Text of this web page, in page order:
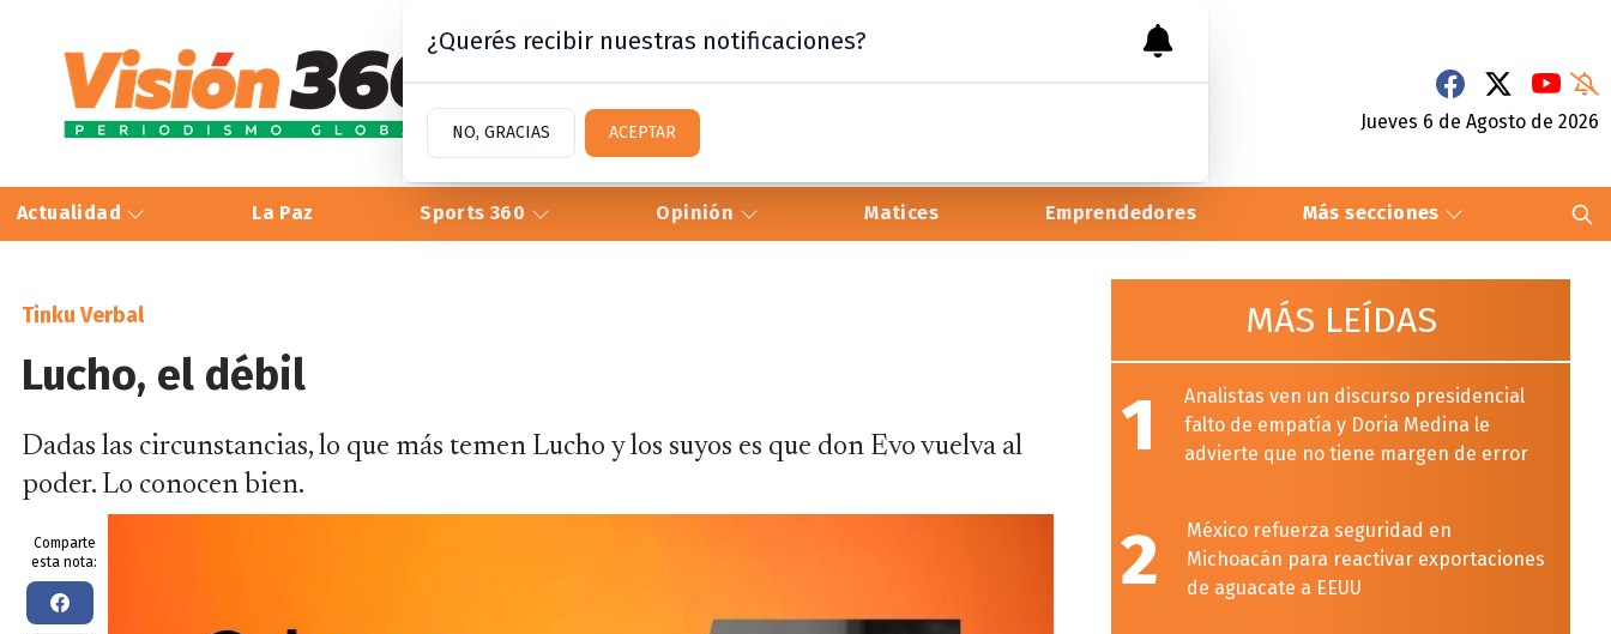
Jueves 6 de Agosto de 2026
Actualidad La Paz Sports 360 Opinión Matices Emprendedores Más secciones
Tinku Verbal
Lucho, el débil
Dadas las circunstancias, lo que más temen Lucho y los suyos es que don Evo vuelva al
poder. Lo conocen bien.
Comparte
esta nota:
MÁS LEÍDAS
1
Analistas ven un discurso presidencial
falto de empatía y Doria Medina le
advierte que no tiene margen de error
2
México refuerza seguridad en
Michoacán para reactivar exportaciones
de aguacate a EEUU
¿Querés recibir nuestras notificaciones?
NO, GRACIAS ACEPTAR